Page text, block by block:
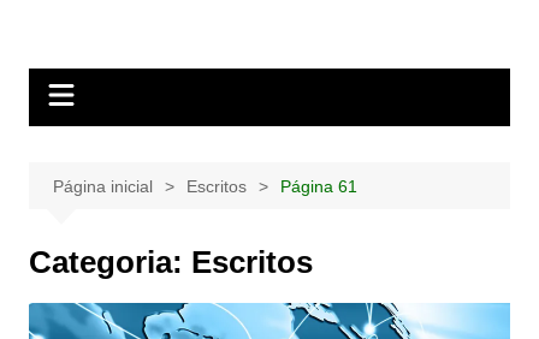
Página inicial Escritos Página 61
Categoria: Escritos